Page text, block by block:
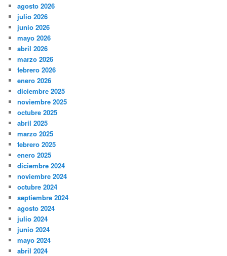
agosto 2026
julio 2026
junio 2026
mayo 2026
abril 2026
marzo 2026
febrero 2026
enero 2026
diciembre 2025
noviembre 2025
octubre 2025
abril 2025
marzo 2025
febrero 2025
enero 2025
diciembre 2024
noviembre 2024
octubre 2024
septiembre 2024
agosto 2024
julio 2024
junio 2024
mayo 2024
abril 2024